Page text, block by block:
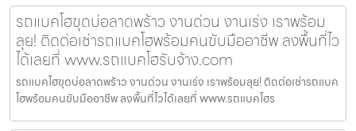
รถแบคโฮขุดบ่อลาดพร้าว งานด่วน งานเร่ง เราพร้อม
ลุย! ติดต่อเช่ารถแบคโฮพร้อมคนขับมืออาชีพ ลงพื้นที่ไว
ได้เลยที่ www.รถแบคโฮรับจ้าง.com
รถแบคโฮขุดบ่อลาดพร้าว งานด่วน งานเร่ง เราพร้อมลุย! ติดต่อเช่ารถแบค
โฮพร้อมคนขับมืออาชีพ ลงพื้นที่ไวได้เลยที่ www.รถแบคโฮร